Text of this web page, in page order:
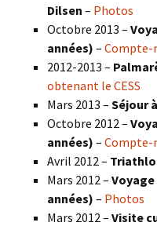
Dilsen – Photos
Octobre 2013 –
années) – Compte-
2012-2013 –
obtenant le CESS
Mars 2013 – Séjour
Octobre 2012 –
années) – Compte-
Avril 2012 –
Mars 2012 –
années) – Photos
Mars 2012 – Visite